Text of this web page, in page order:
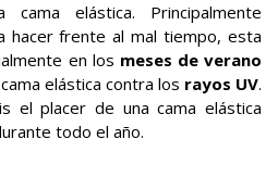
cama elástica. Principalmente
hacer frente al mal tiempo, esta
en los meses de verano
elástica contra los rayos UV.
el placer de una cama elástica
todo el año.